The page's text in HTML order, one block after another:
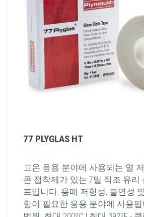
77 PLYGLAS HT
고온 응용 분야에 사용되는 열
콘 접착제가 있는 7밀 직조 유리
프입니다. 용매 저항성, 불연성
항이 필요한 응용 분야에 사용